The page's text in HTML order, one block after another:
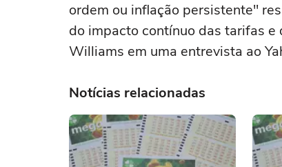
ordem ou inflação ⁠persistente"
do impacto contínuo das tarifas
Williams em uma entrevista ao
Notícias relacionadas